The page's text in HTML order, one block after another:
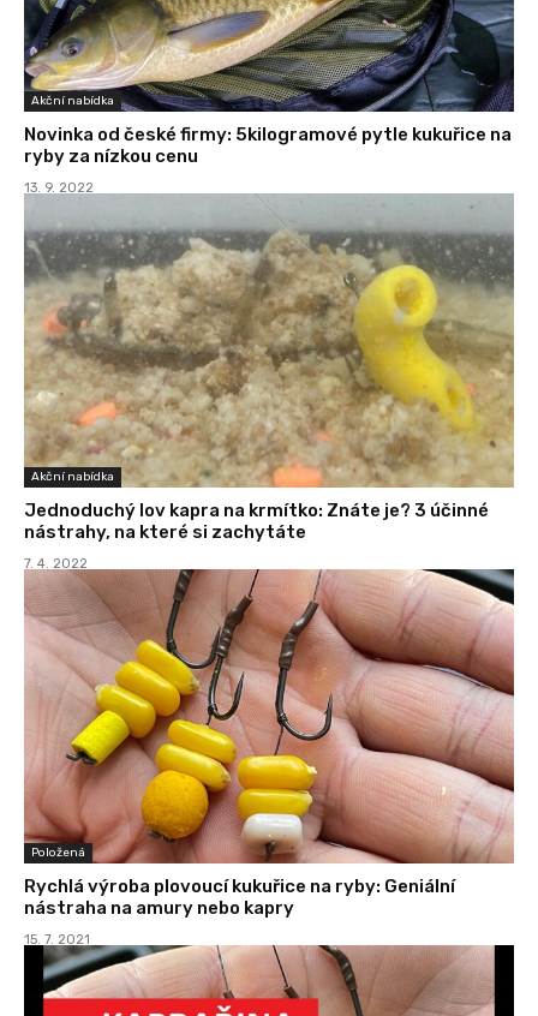
Akční nabídka
Novinka od české firmy: 5kilogramové pytle kukuřice na
ryby za nízkou cenu
13. 9. 2022
Akční nabídka
Jednoduchý lov kapra na krmítko: Znáte je? 3 účinné
nástrahy, na které si zachytáte
7. 4. 2022
Položená
Rychlá výroba plovoucí kukuřice na ryby: Geniální
nástraha na amury nebo kapry
15. 7. 2021